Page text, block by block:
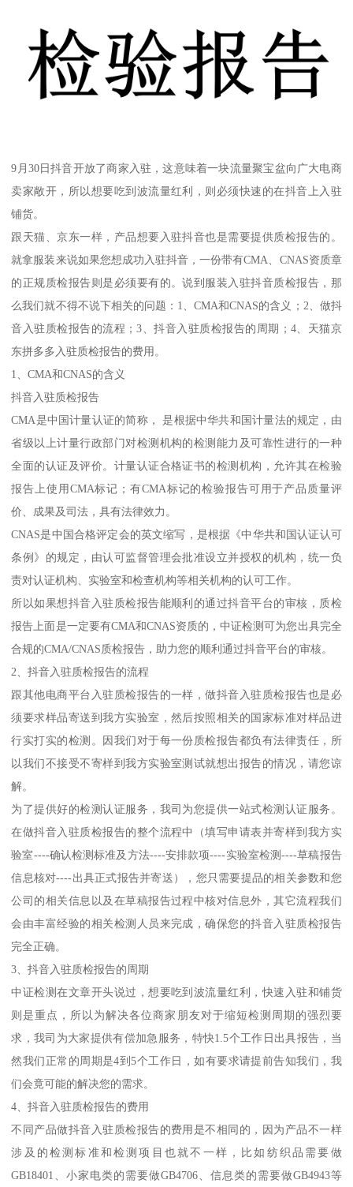
9月30日抖音开放了商家入驻，这意味着一块流量聚宝盆向广大电商
卖家敞开，所以想要吃到波流量红利，则必须快速的在抖音上入驻
铺货。
跟天猫、京东一样，产品想要入驻抖音也是需要提供质检报告的。
就拿服装来说如果您想成功入驻抖音，一份带有CMA、CNAS资质章
的正规质检报告则是必须要有的。说到服装入驻抖音质检报告，那
么我们就不得不说下相关的问题：1、CMA和CNAS的含义；2、做抖
音入驻质检报告的流程；3、抖音入驻质检报告的周期；4、天猫京
东拼多多入驻质检报告的费用。
1、CMA和CNAS的含义
抖音入驻质检报告
CMA是中国计量认证的简称， 是根据中华共和国计量法的规定，由
省级以上计量行政部门对检测机构的检测能力及可靠性进行的一种
全面的认证及评价。计量认证合格证书的检测机构，允许其在检验
报告上使用CMA标记；有CMA标记的检验报告可用于产品质量评
价、成果及司法，具有法律效力。
CNAS是中国合格评定会的英文缩写，是根据《中华共和国认证认可
条例》的规定，由认可监督管理会批准设立并授权的机构，统一负
责对认证机构、实验室和检查机构等相关机构的认可工作。
所以如果想抖音入驻质检报告能顺利的通过抖音平台的审核，质检
报告上面是一定要有CMA和CNAS资质的，中证检测可为您出具完全
合规的CMA/CNAS质检报告，助力您的顺利通过抖音平台的审核。
2、抖音入驻质检报告的流程
跟其他电商平台入驻质检报告的一样，做抖音入驻质检报告也是必
须要求样品寄送到我方实验室，然后按照相关的国家标准对样品进
行实打实的检测。因我们对于每一份质检报告都负有法律责任，所
以我们不接受不寄样到我方实验室测试就想出报告的情况，请您谅
解。
为了提供好的检测认证服务，我司为您提供一站式检测认证服务。
在做抖音入驻质检报告的整个流程中（填写申请表并寄样到我方实
验室----确认检测标准及方法----安排款项----实验室检测----草稿报告
信息核对----出具正式报告并寄送），您只需要提品的相关参数和您
公司的相关信息以及在草稿报告过程中核对信息外，其它流程我们
会由丰富经验的相关检测人员来完成，确保您的抖音入驻质检报告
完全正确。
3、抖音入驻质检报告的周期
中证检测在文章开头说过，想要吃到波流量红利，快速入驻和铺货
则是重点，所以为解决各位商家朋友对于缩短检测周期的强烈要
求，我司为大家提供有偿加急服务，特快1.5个工作日出具报告，当
然我们正常的周期是4到5个工作日，如有要求请提前告知我们，我
们会竟可能的解决您的需求。
4、抖音入驻质检报告的费用
不同产品做抖音入驻质检报告的费用是不相同的，因为产品不一样
涉及的检测标准和检测项目也就不一样，比如纺织品需要做
GB18401、小家电类的需要做GB4706、信息类的需要做GB4943等